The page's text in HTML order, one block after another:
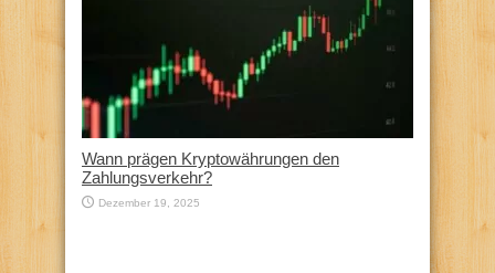
Wann prägen Kryptowährungen den
Zahlungsverkehr?
Dezember 19, 2025